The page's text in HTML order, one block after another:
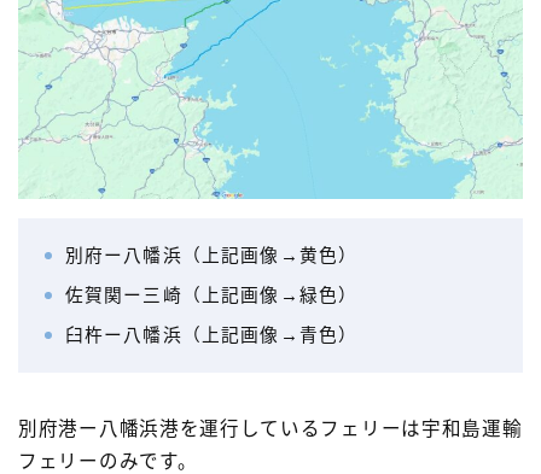
別府ー八幡浜（上記画像→黄色）
佐賀関ー三崎（上記画像→緑色）
臼杵ー八幡浜（上記画像→青色）
別府港ー八幡浜港を運行しているフェリーは宇和島運輸
フェリーのみです。